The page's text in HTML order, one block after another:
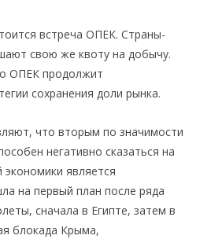
встреча ОПЕК. Страны-
свою же квоту на добычу.
ОПЕК продолжит
сохранения доли рынка.
что вторым по значимости
негативно сказаться на
экономики является
на первый план после ряда
сначала в Египте, затем в
блокада Крыма,